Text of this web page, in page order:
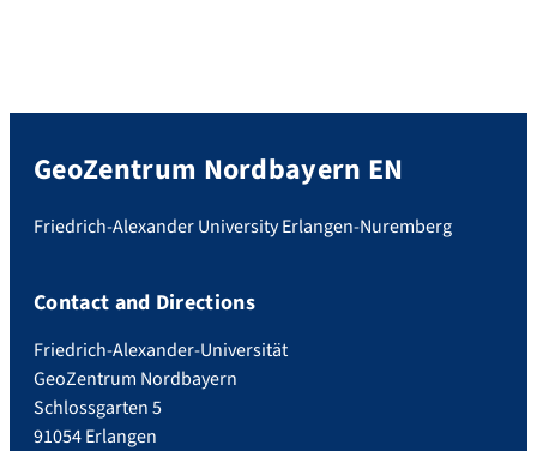
GeoZentrum Nordbayern EN
Friedrich-Alexander University Erlangen-Nuremberg
Contact and Directions
Friedrich-Alexander-Universität
GeoZentrum Nordbayern
Schlossgarten 5
91054 Erlangen